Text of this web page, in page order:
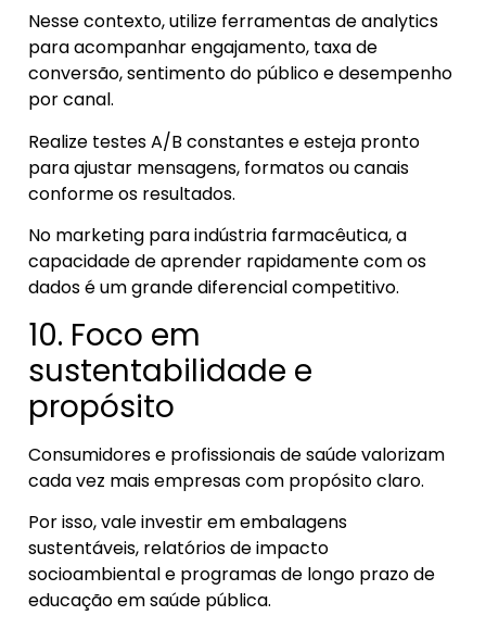
Nesse contexto, utilize ferramentas de analytics
para acompanhar engajamento, taxa de
conversão, sentimento do público e desempenho
por canal.
Realize testes A/B constantes e esteja pronto
para ajustar mensagens, formatos ou canais
conforme os resultados.
No marketing para indústria farmacêutica, a
capacidade de aprender rapidamente com os
dados é um grande diferencial competitivo.
10. Foco em
sustentabilidade e
propósito
Consumidores e profissionais de saúde valorizam
cada vez mais empresas com propósito claro.
Por isso, vale investir em embalagens
sustentáveis, relatórios de impacto
socioambiental e programas de longo prazo de
educação em saúde pública.